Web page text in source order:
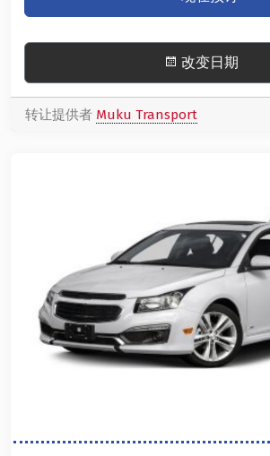
改变日期
转让提供者 Muku Transport